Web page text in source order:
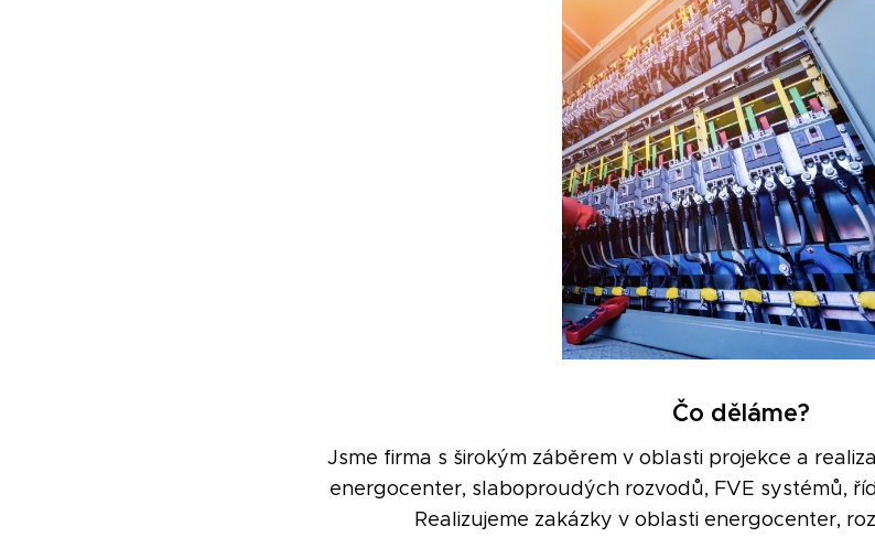
Čo děláme?
Jsme firma s širokým záběrem v oblasti projekce a
energocenter, slaboproudých rozvodů, FVE systémů,
Realizujeme zakázky v oblasti energocenter,